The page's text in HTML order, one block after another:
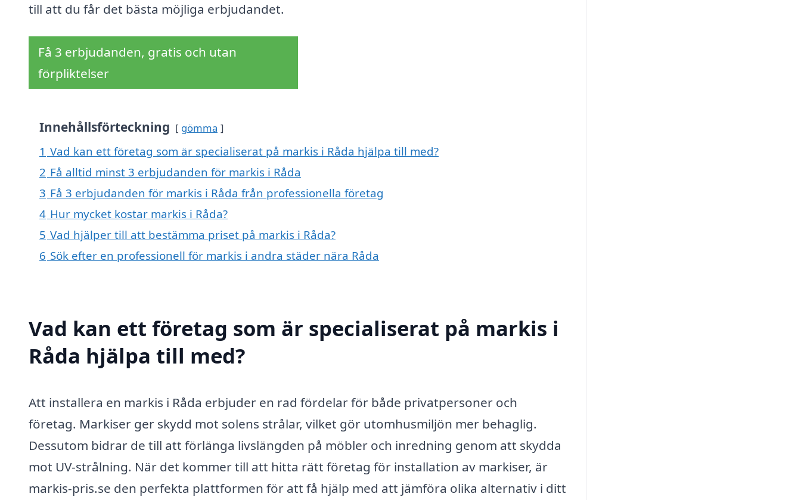
till att du får det bästa möjliga erbjudandet.
Få 3 erbjudanden, gratis och utan
förpliktelser
Innehållsförteckning gömma
1 Vad kan ett företag som är specialiserat på markis i Råda hjälpa till med?
2 Få alltid minst 3 erbjudanden för markis i Råda
3 Få 3 erbjudanden för markis i Råda från professionella företag
4 Hur mycket kostar markis i Råda?
5 Vad hjälper till att bestämma priset på markis i Råda?
6 Sök efter en professionell för markis i andra städer nära Råda
Vad kan ett företag som är specialiserat på markis i
Råda hjälpa till med?
Att installera en markis i Råda erbjuder en rad fördelar för både privatpersoner och
företag. Markiser ger skydd mot solens strålar, vilket gör utomhusmiljön mer behaglig.
Dessutom bidrar de till att förlänga livslängden på möbler och inredning genom att skydda
mot UV-strålning. När det kommer till att hitta rätt företag för installation av markiser, är
markis-pris.se den perfekta plattformen för att få hjälp med att jämföra olika alternativ i ditt